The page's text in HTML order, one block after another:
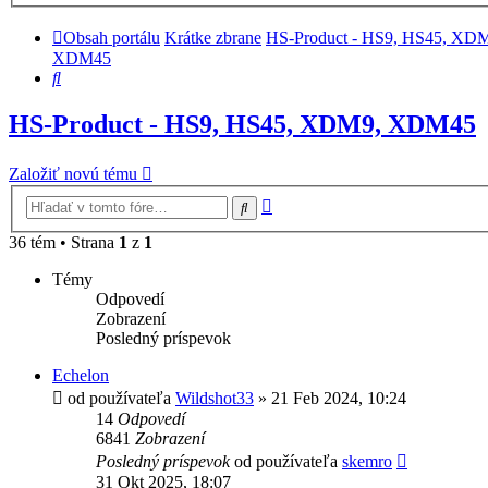
Obsah portálu Krátke zbrane HS-Product - HS9, HS45,
XDM45
Hľadať
HS-Product - HS9, HS45, XDM9, XDM45
Založiť novú tému
Hľadať
36 tém • Strana 1 z 1
Témy
Odpovedí
Zobrazení
Posledný príspevok
Echelon
od používateľa Wildshot33 » 21 Feb 2024, 10:24
14 Odpovedí
6841 Zobrazení
Posledný príspevokod používateľa skemro
31 Okt 2025, 18:07